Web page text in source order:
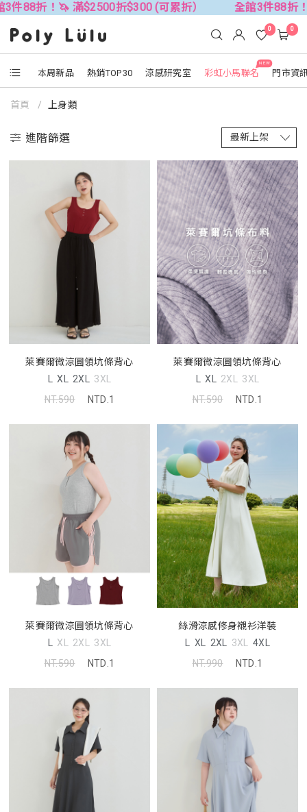
$300 (可累折） 全館3件88折！🦄 滿$2500折$300 (
本周新品 熱銷TOP30 涼感研究室
NEW
彩虹小馬聯名 門市資
0 0
首頁 上身類
進階篩選
萊賽爾微涼圓領坑條背心
L XL 2XL 3XL
NT.590
NTD.1
萊賽爾微涼圓領坑條背心
L XL 2XL 3XL
NT.590
NTD.1
萊賽爾微涼圓領坑條背心
L XL 2XL 3XL
NT.590
NTD.1
絲滑涼感修身襯衫洋裝
L XL 2XL 3XL 4XL
NT.990
NTD.1